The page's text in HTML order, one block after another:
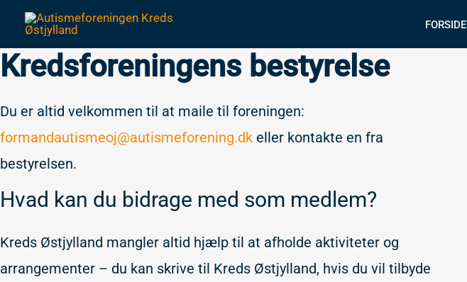
indholdet
FORSIDE
Kredsforeningens bestyrelse
Du er altid velkommen til at maile til foreningen:
formandautismeoj@autismeforening.dk eller kontakte en fra
bestyrelsen.
Hvad kan du bidrage med som medlem?
Kreds Østjylland mangler altid hjælp til at afholde aktiviteter og
arrangementer – du kan skrive til Kreds Østjylland, hvis du vil tilbyde